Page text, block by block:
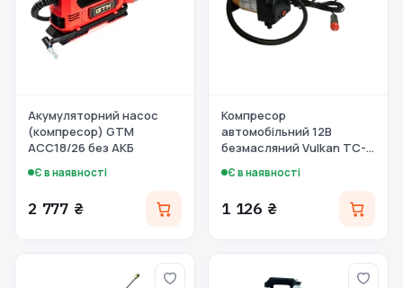
Акумуляторний насос
(компресор) GTM
AСC18/26 без АКБ
Є в наявності
2 777 ₴
Компресор
автомобільний 12В
безмасляний Vulkan TC-
Є в наявності
1 126 ₴